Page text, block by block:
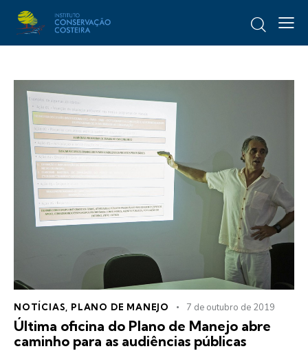
NOTÍCIAS, PLANO DE MANEJO 7 de outubro de 2019
Última oficina do Plano de Manejo abre
caminho para as audiências públicas